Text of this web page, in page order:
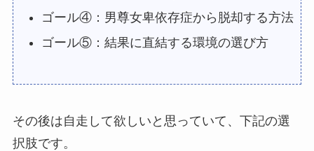
ゴール④：男尊女卑依存症から脱却する方法
ゴール⑤：結果に直結する環境の選び方
その後は自走して欲しいと思っていて、下記の選
択肢です。